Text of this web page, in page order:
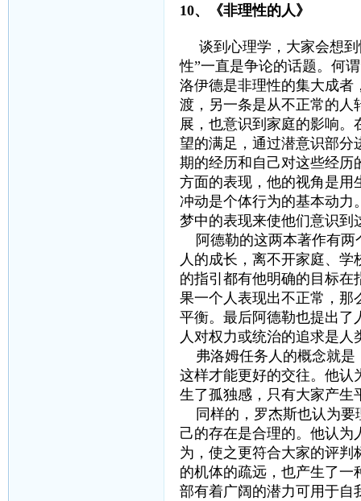
10、《非理性的人》
谈到心理学，大家会想
性”一直是争论的话题。何
洛伊德是非理性的集大成者
渡，另一条是从不正常的人
展，也意识到家庭的影响。
望的满足，通过潜意识部分
期的经历和自己对这些经历
方面的表现，他的视角是用
冲动是个体行为的基本动力
梦中的表现来使他们意识到
阿德勒的这两本著作有两
人的成长，离不开家庭、
的指引都有他明确的目标在
果一个人表现出不正常，那
平衡。最后阿德勒也提出了
人对权力或统治的追求是人
弗洛姆任务人的概念就是
这样才能更好的交往。他认
生了孤独感，只有大家产生
同样的，罗杰斯也认为要
己的存在是合理的。他认为
为，使之更符合大家的评判
的机体的疏远，也产生了一
部有着广阔的潜力可用于自